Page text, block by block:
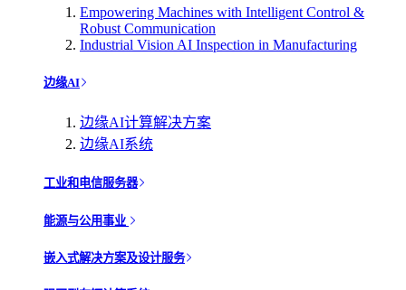
Empowering Machines with Intelligent Control &
Robust Communication
Industrial Vision AI Inspection in Manufacturing
边缘AI
边缘AI计算解决方案
边缘AI系统
工业和电信服务器
能源与公用事业
嵌入式解决方案及设计服务